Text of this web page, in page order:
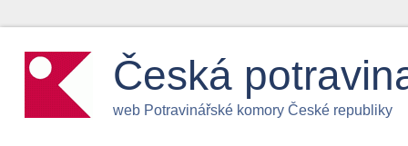
Česká
web Potravinářské komory České republiky